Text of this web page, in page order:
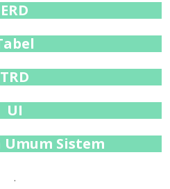
ERD
TRD
UI
Sistem
.